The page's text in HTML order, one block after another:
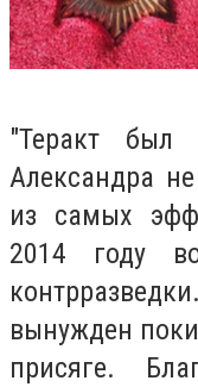
"Теракт был
Александра
из самых
2014 году
вынужден
присяге.